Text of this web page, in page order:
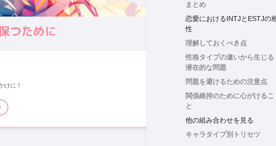
つために
けに！
まとめ
恋愛におけるINTJとESTJの
性
理解しておくべき点
性格タイプの違いから生じる
潜在的な問題
問題を避けるための注意点
関係維持のために心がけるこ
と
他の組み合わせを見る
キャラタイプ別トリセツ